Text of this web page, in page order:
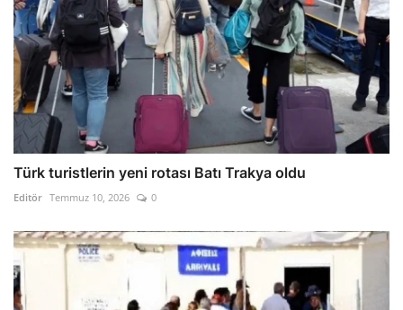
Türk turistlerin yeni rotası Batı Trakya oldu
Editör Temmuz 10, 2026 0